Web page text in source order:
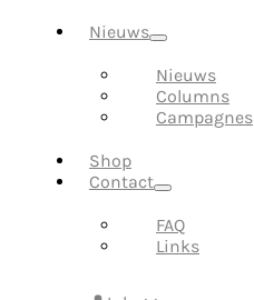
Nieuws
Nieuws
Columns
Campagnes
Shop
Contact
FAQ
Links